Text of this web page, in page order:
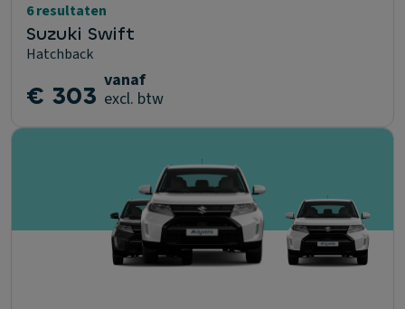
6 resultaten
Suzuki Swift
Hatchback
€ 303 vanaf
excl. btw